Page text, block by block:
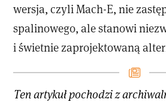
wersja, czyli Mach-E, nie
spalinowego, ale stanowi
i świetnie zaprojektowaną
Ten artykuł pochodzi z